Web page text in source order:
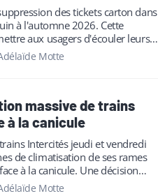
des tickets carton dans
à l'automne 2026. Cette
aux usagers d'écouler leurs
Motte
massive de trains
à la canicule
Intercités jeudi et vendredi
de climatisation de ses rames
à la canicule. Une décision
les… Motte